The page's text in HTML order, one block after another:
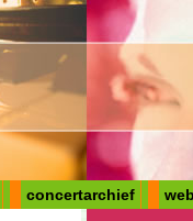
concertarchief